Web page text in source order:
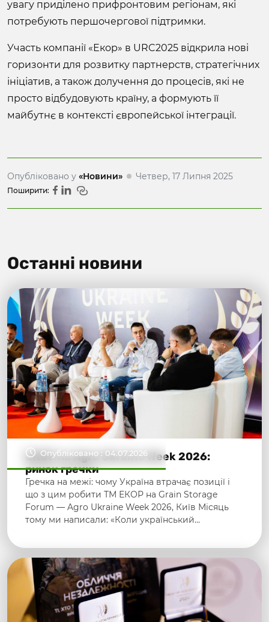
увагу приділено прифронтовим регіонам, які
потребують першочергової підтримки.
Участь компанії «Екор» в URC2025 відкрила нові
горизонти для розвитку партнерств, стратегічних
ініціатив, а також долучення до процесів, які не
просто відбудовують країну, а формують її
майбутнє в контексті європейської інтеграції.
Опубліковано у «Новини» Четвер, 17 Липня 2025
Поширити:
Останні новини
Опубліковано : 04.07.2026
ЕКОР на Agro Ukraine Week 2026:
ринок гречки
Гречка на межі: чому Україна втрачає позиції і
що з цим робити ТМ ЕКОР на Grain Storage
Forum — Agro Ukraine Week 2026, Київ Місяць
тому ми написали: «Коли український…